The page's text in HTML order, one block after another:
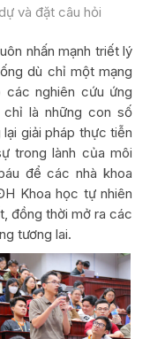
và đặt câu hỏi
nhấn mạnh triết lý
dù chỉ một mạng
nghiên cứu ứng
là những con số
giải pháp thực tiễn
trong lành của môi
để các nhà khoa
Khoa học tự nhiên
đồng thời mở ra các
tương lai.